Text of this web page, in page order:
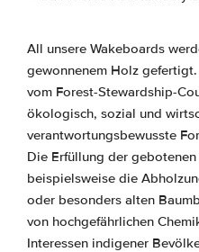
All unsere Wakeboards
gewonnenem Holz
vom Forest-Stewardship-
ökologisch, sozial und
verantwortungsbewusste
Die Erfüllung der
beispielsweise die
oder besonders alten
von hochgefährlichen
Interessen indigener